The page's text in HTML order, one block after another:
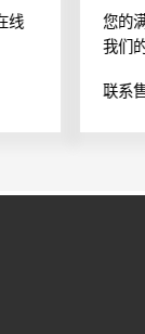
线
您的
我们
帮助
联系